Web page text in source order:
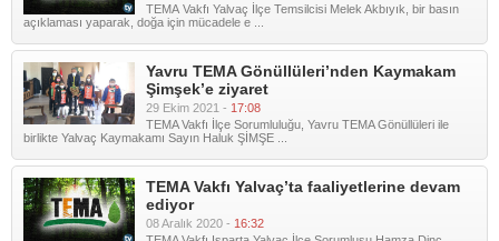
TEMA Vakfı Yalvaç İlçe Temsilcisi Melek Akbıyık, bir basın
açıklaması yaparak, doğa için mücadele e ...
Yavru TEMA Gönüllüleri’nden Kaymakam
Şimşek’e ziyaret
29 Ekim 2021 - 17:08
TEMA Vakfı İlçe Sorumluluğu, Yavru TEMA Gönüllüleri ile
birlikte Yalvaç Kaymakamı Sayın Haluk ŞİMŞE ...
TEMA Vakfı Yalvaç’ta faaliyetlerine devam
ediyor
08 Aralık 2020 - 16:32